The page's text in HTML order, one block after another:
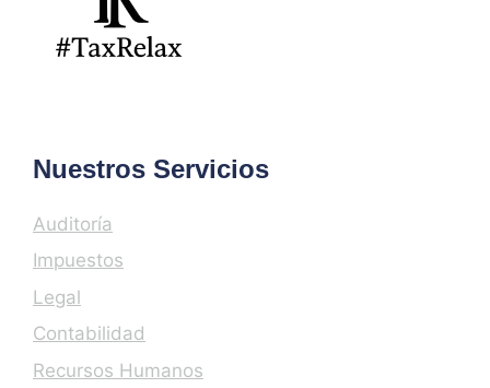
Nuestros Servicios
Auditoría
Impuestos
Legal
Contabilidad
Recursos Humanos